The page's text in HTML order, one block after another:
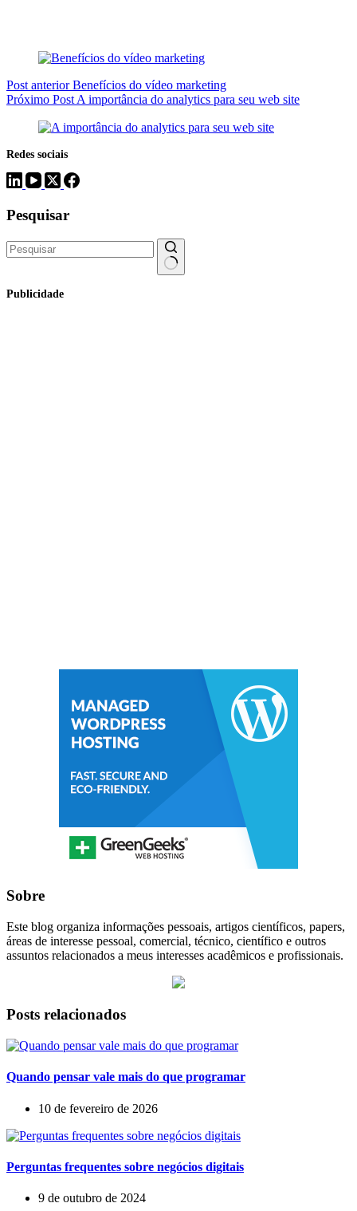
Post anteriorBenefícios do vídeo marketing
Próximo Post A importância do analytics para seu web site
Redes sociais
Pesquisar
resultados
Publicidade
Sobre
Este blog organiza informações pessoais, artigos científicos, papers,
áreas de interesse pessoal, comercial, técnico, científico e outros
assuntos relacionados a meus interesses acadêmicos e profissionais.
Posts relacionados
Quando pensar vale mais do que programar
10 de fevereiro de 2026
Perguntas frequentes sobre negócios digitais
9 de outubro de 2024